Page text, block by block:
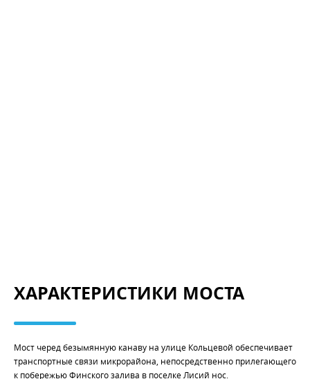
ХАРАКТЕРИСТИКИ МОСТА
Мост черед безымянную канаву на улице Кольцевой обеспечивает
транспортные связи микрорайона, непосредственно прилегающего
к побережью Финского залива в поселке Лисий нос.